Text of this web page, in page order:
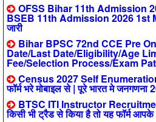
OFSS Bihar 11th Admission
BSEB 11th Admission 2026 1st
जारी
Bihar BPSC 72nd CCE Pre
Date/Last Date/Eligibility/Age
Fee/Selection Process/Exam
Census 2027 Self
फॉर्म भरे मोबाइल से | पूरे भारत मे
BTSC ITI Instructor
किसी भी ट्रैड से किया है तो यह फॉर्म आपके